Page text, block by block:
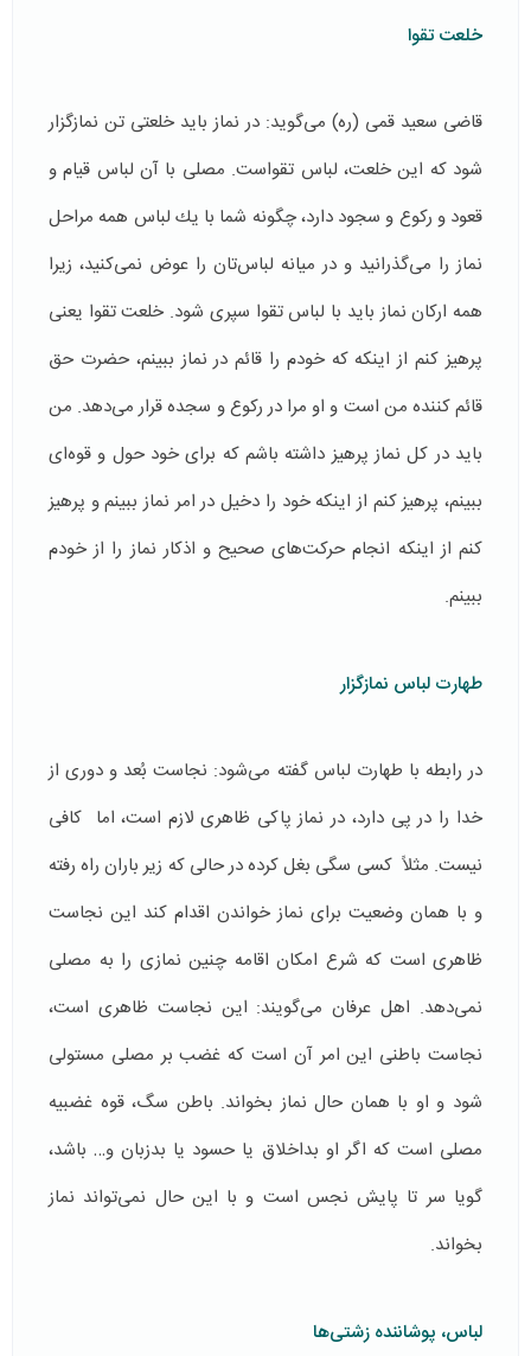
خلعت تقوا
قاضی سعید قمی (ره) می‌گوید: در نماز باید خلعتی تن نمازگزار
شود که این خلعت، لباس تقواست. مصلی با آن لباس قیام و
قعود و ركوع و سجود دارد، چگونه شما با یك لباس همه مراحل
نماز را می‌گذرانید و در میانه لباس‌تان را عوض نمی‌كنید، زیرا
همه اركان نماز باید با لباس تقوا سپری شود. خلعت تقوا یعنی
پرهیز كنم از اینکه كه خودم را قائم در نماز ببینم، حضرت حق
قائم كننده من است و او مرا در ركوع و سجده قرار می‌دهد. من
باید در كل نماز پرهیز داشته باشم كه برای خود حول و قوه‌ای
ببینم، پرهیز كنم از اینكه خود را دخیل در امر نماز ببینم و پرهیز
كنم از اینكه انجام حركت‌های صحیح و اذكار نماز را از خودم
ببینم.
طهارت لباس نمازگزار
در رابطه با طهارت لباس گفته می‌شود: نجاست بُعد و دوری از
خدا را در پی دارد، در نماز پاكی ظاهری لازم است، اما كافی
نیست. مثلاً كسی سگی بغل كرده در حالی كه زیر باران راه رفته
و با همان وضعیت برای نماز خواندن اقدام كند این نجاست
ظاهری است كه شرع امكان اقامه چنین نمازی را به مصلی
نمی‌دهد. اهل عرفان می‌گویند:‌ این نجاست ظاهری است،
نجاست باطنی این امر آن است كه غضب بر مصلی مستولی
شود و او با همان حال نماز بخواند. باطن سگ، قوه غضبیه
مصلی است که اگر او بداخلاق یا حسود یا بدزبان و… باشد،
گویا سر تا پایش نجس است و با این حال نمی‌تواند نماز
بخواند.
لباس، پوشاننده زشتی‌ها